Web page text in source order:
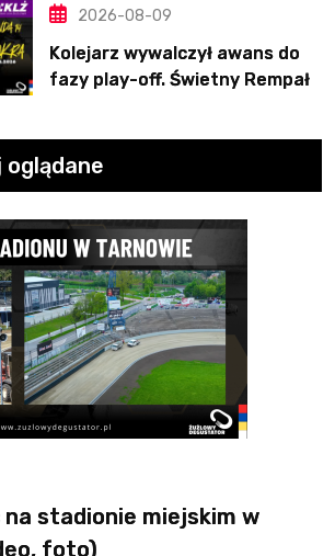
2026-08-09
Kolejarz wywalczył awans do
fazy play-off. Świetny Rempała
oglądane
stadionie miejskim w
foto)